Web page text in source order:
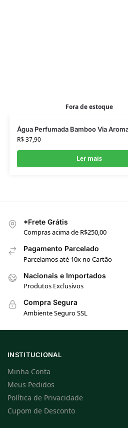
Fora de estoque
Água Perfumada Bamboo Via
R$37,90
Ler mais
*Frete Grátis
Compras acima de R$250,00
Pagamento Parcelado
Parcelamos até 10x no Cartão
Nacionais e Importados
Produtos Exclusivos
Compra Segura
Ambiente Seguro SSL
INSTITUCIONAL
Minha Conta
Meus Pedidos
Política de Privacidade
Cupom de Desconto